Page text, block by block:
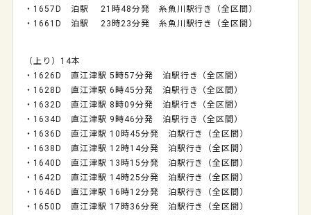
・1657D 泊駅 21時48分発 糸魚川駅行き（全区間）
・1661D 泊駅 23時23分発 糸魚川駅行き（全区間）
（上り）14本
・1626D 直江津駅 5時57分発 泊駅行き（全区間）
・1628D 直江津駅 6時45分発 泊駅行き（全区間）
・1632D 直江津駅 8時09分発 泊駅行き（全区間）
・1634D 直江津駅 9時46分発 泊駅行き（全区間）
・1636D 直江津駅 10時45分発 泊駅行き（全区間）
・1638D 直江津駅 12時14分発 泊駅行き（全区間）
・1640D 直江津駅 13時15分発 泊駅行き（全区間）
・1642D 直江津駅 14時25分発 泊駅行き（全区間）
・1646D 直江津駅 16時12分発 泊駅行き（全区間）
・1650D 直江津駅 17時36分発 泊駅行き（全区間）